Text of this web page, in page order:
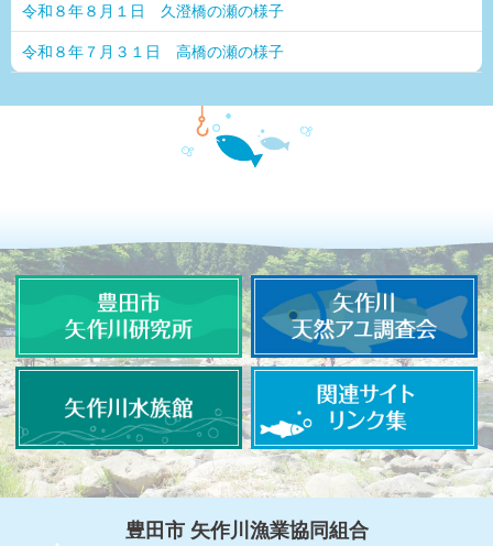
令和８年８月１日 久澄橋の瀬の様子
令和８年７月３１日 高橋の瀬の様子
豊田市 矢作川漁業協同組合